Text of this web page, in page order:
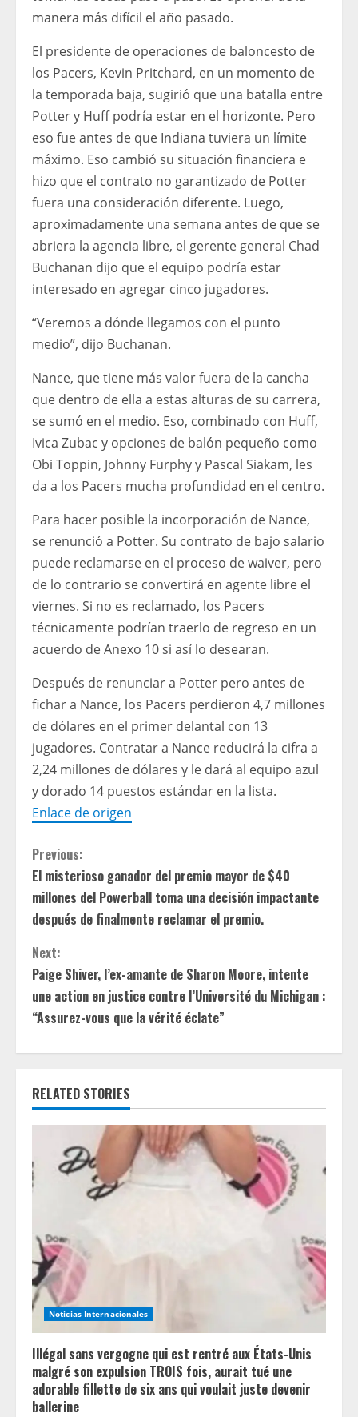
manera más difícil el año pasado.
El presidente de operaciones de baloncesto de
los Pacers, Kevin Pritchard, en un momento de
la temporada baja, sugirió que una batalla entre
Potter y Huff podría estar en el horizonte. Pero
eso fue antes de que Indiana tuviera un límite
máximo. Eso cambió su situación financiera e
hizo que el contrato no garantizado de Potter
fuera una consideración diferente. Luego,
aproximadamente una semana antes de que se
abriera la agencia libre, el gerente general Chad
Buchanan dijo que el equipo podría estar
interesado en agregar cinco jugadores.
“Veremos a dónde llegamos con el punto
medio”, dijo Buchanan.
Nance, que tiene más valor fuera de la cancha
que dentro de ella a estas alturas de su carrera,
se sumó en el medio. Eso, combinado con Huff,
Ivica Zubac y opciones de balón pequeño como
Obi Toppin, Johnny Furphy y Pascal Siakam, les
da a los Pacers mucha profundidad en el centro.
Para hacer posible la incorporación de Nance,
se renunció a Potter. Su contrato de bajo salario
puede reclamarse en el proceso de waiver, pero
de lo contrario se convertirá en agente libre el
viernes. Si no es reclamado, los Pacers
técnicamente podrían traerlo de regreso en un
acuerdo de Anexo 10 si así lo desearan.
Después de renunciar a Potter pero antes de
fichar a Nance, los Pacers perdieron 4,7 millones
de dólares en el primer delantal con 13
jugadores. Contratar a Nance reducirá la cifra a
2,24 millones de dólares y le dará al equipo azul
y dorado 14 puestos estándar en la lista.
Enlace de origen
C
o
n
t
i
n
u
e
R
e
a
d
i
n
g
Previous:
El misterioso ganador del premio mayor de $40
millones del Powerball toma una decisión impactante
después de finalmente reclamar el premio.
Next:
Paige Shiver, l’ex-amante de Sharon Moore, intente
une action en justice contre l’Université du Michigan :
“Assurez-vous que la vérité éclate”
RELATED STORIES
Noticias Internacionales
Illégal sans vergogne qui est rentré aux États-Unis
malgré son expulsion TROIS fois, aurait tué une
adorable fillette de six ans qui voulait juste devenir
ballerine